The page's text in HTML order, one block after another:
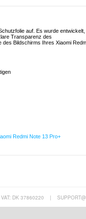
auf. Es wurde entwickelt,
Transparenz des
des Bildschirms Ihres Xiaomi
Redmi Note 13 Pro+
VAT: DK 37860220 |